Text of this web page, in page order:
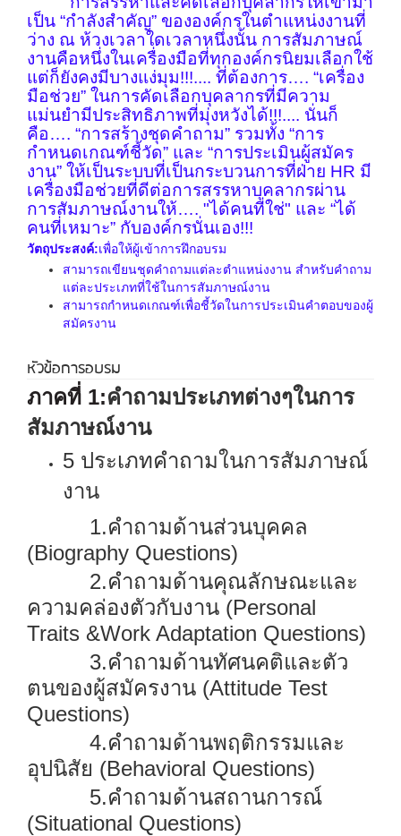
เป็น “กำลังสำคัญ” ขององค์กรในตำแหน่งงานที่
ว่าง ณ ห้วงเวลาใดเวลาหนึ่งนั้น การสัมภาษณ์
งานคือหนึ่งในเครื่องมือที่ทุกองค์กรนิยมเลือกใช้
แต่ก็ยังคงมีบางแง่มุม!!!.... ที่ต้องการ…. “เครื่อง
มือช่วย” ในการคัดเลือกบุคลากรที่มีความ
แม่นยำมีประสิทธิภาพที่มุ่งหวังได้!!!.... นั่นก็
คือ…. “การสร้างชุดคำถาม” รวมทั้ง “การ
กำหนดเกณฑ์ชี้วัด” และ “การประเมินผู้สมัคร
งาน” ให้เป็นระบบที่เป็นกระบวนการที่ฝ่าย HR มี
เครื่องมือช่วยที่ดีต่อการสรรหาบุคลากรผ่าน
การสัมภาษณ์งานให้…. "ได้คนที่ใช่" และ “ได้
คนที่เหมาะ” กับองค์กรนั่นเอง!!!
วัตถุประสงค์:เพื่อให้ผู้เข้าการฝึกอบรม
สามารถเขียนชุดคำถามแต่ละตำแหน่งงาน สำหรับคำถาม
แต่ละประเภทที่ใช้ในการสัมภาษณ์งาน
สามารถกำหนดเกณฑ์เพื่อชี้วัดในการประเมินคำตอบของผู้
สมัครงาน
หัวข้อการอบรม
ภาคที่ 1:คำถามประเภทต่างๆในการ
สัมภาษณ์งาน
5 ประเภทคำถามในการสัมภาษณ์
งาน
1.คำถามด้านส่วนบุคคล
(Biography Questions)
2.คำถามด้านคุณลักษณะและ
ความคล่องตัวกับงาน (Personal
Traits &Work Adaptation Questions)
3.คำถามด้านทัศนคติและตัว
ตนของผู้สมัครงาน (Attitude Test
Questions)
4.คำถามด้านพฤติกรรมและ
อุปนิสัย (Behavioral Questions)
5.คำถามด้านสถานการณ์
(Situational Questions)